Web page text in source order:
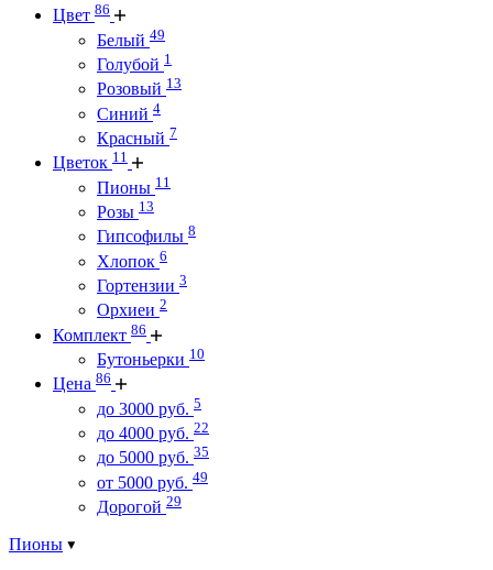
Цвет 86
Белый 49
Голубой 1
Розовый 13
Синий 4
Красный 7
Цветок 11
Пионы 11
Розы 13
Гипсофилы 8
Хлопок 6
Гортензии 3
Орхиеи 2
Комплект 86
Бутоньерки 10
Цена 86
до 3000 руб. 5
до 4000 руб. 22
до 5000 руб. 35
от 5000 руб. 49
Дорогой 29
Пионы